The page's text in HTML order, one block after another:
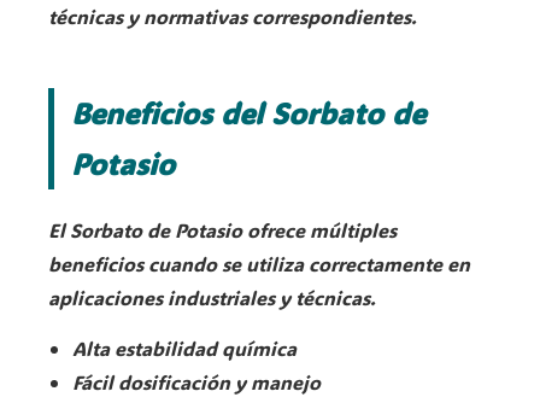
técnicas y normativas correspondientes.
Beneficios del Sorbato de
Potasio
El Sorbato de Potasio ofrece múltiples
beneficios cuando se utiliza correctamente en
aplicaciones industriales y técnicas.
Alta estabilidad química
Fácil dosificación y manejo